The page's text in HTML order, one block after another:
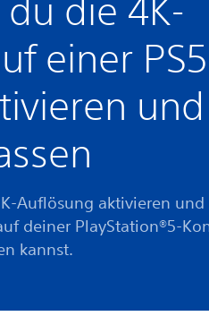
die 4K-
einer
und
Auflösung aktivieren und
deiner PlayStation®5-
kannst.